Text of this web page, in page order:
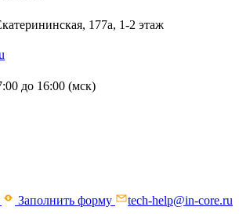
177а, ​1-2 этаж
до 16:00 (мск)
Заполнить форму tech-help@in-core.ru